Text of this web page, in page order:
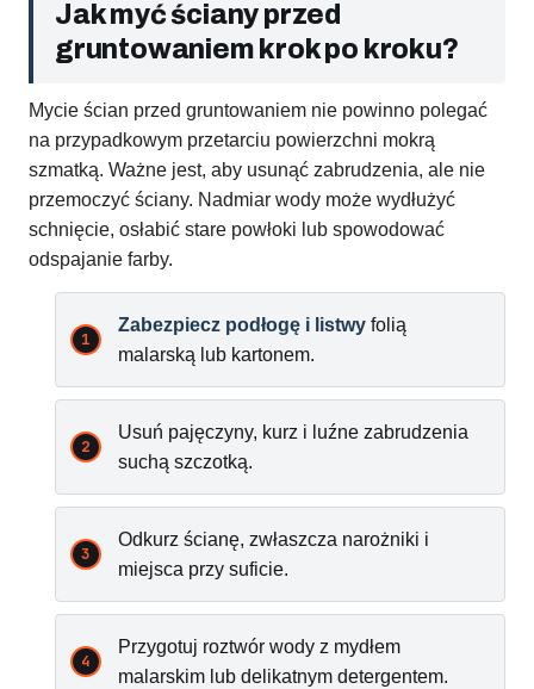
Jak myć ściany przed
gruntowaniem krok po kroku?
Mycie ścian przed gruntowaniem nie powinno polegać
na przypadkowym przetarciu powierzchni mokrą
szmatką. Ważne jest, aby usunąć zabrudzenia, ale nie
przemoczyć ściany. Nadmiar wody może wydłużyć
schnięcie, osłabić stare powłoki lub spowodować
odspajanie farby.
Zabezpiecz podłogę i listwy folią
malarską lub kartonem.
Usuń pajęczyny, kurz i luźne zabrudzenia
suchą szczotką.
Odkurz ścianę, zwłaszcza narożniki i
miejsca przy suficie.
Przygotuj roztwór wody z mydłem
malarskim lub delikatnym detergentem.